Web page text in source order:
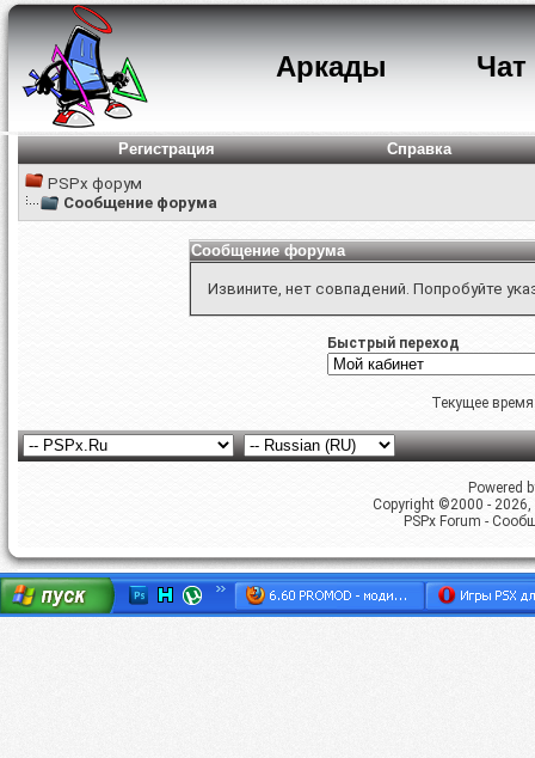
Аркады Чат
Регистрация
Справка
PSPx форум
Сообщение форума
Сообщение форума
Извините, нет совпадений. Попробуйте
Быстрый переход
Текущее
Powered
Copyright ©2000 -
PSPx Forum -